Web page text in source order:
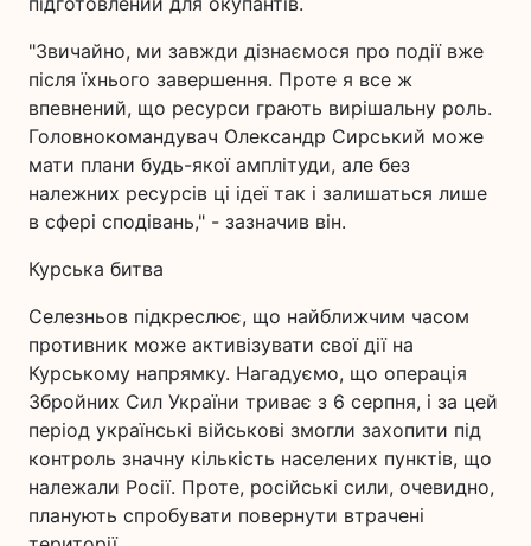
"Звичайно, ми завжди дізнаємося про події вже
після їхнього завершення. Проте я все ж
впевнений, що ресурси грають вирішальну роль.
Головнокомандувач Олександр Сирський може
мати плани будь-якої амплітуди, але без
належних ресурсів ці ідеї так і залишаться лише
в сфері сподівань," - зазначив він.
Курська битва
Селезньов підкреслює, що найближчим часом
противник може активізувати свої дії на
Курському напрямку. Нагадуємо, що операція
Збройних Сил України триває з 6 серпня, і за цей
період українські військові змогли захопити під
контроль значну кількість населених пунктів, що
належали Росії. Проте, російські сили, очевидно,
планують спробувати повернути втрачені